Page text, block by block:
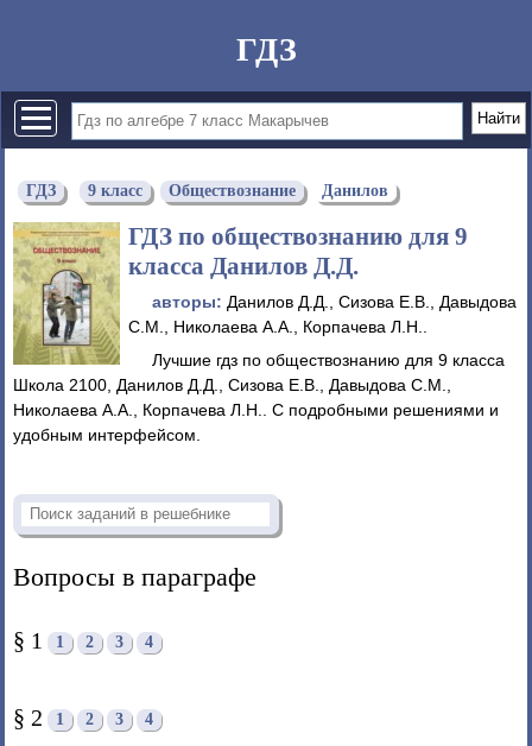
ГДЗ
ГДЗ 9 класс Обществознание Данилов
ГДЗ по обществознанию для 9
класса Данилов Д.Д.
авторы: Данилов Д.Д., Сизова Е.В., Давыдова
С.М., Николаева А.А., Корпачева Л.Н..
Лучшие гдз по обществознанию для 9 класса
Школа 2100, Данилов Д.Д., Сизова Е.В., Давыдова С.М.,
Николаева А.А., Корпачева Л.Н.. С подробными решениями и
удобным интерфейсом.
Вопросы в параграфе
§ 1 1 2 3 4
§ 2 1 2 3 4